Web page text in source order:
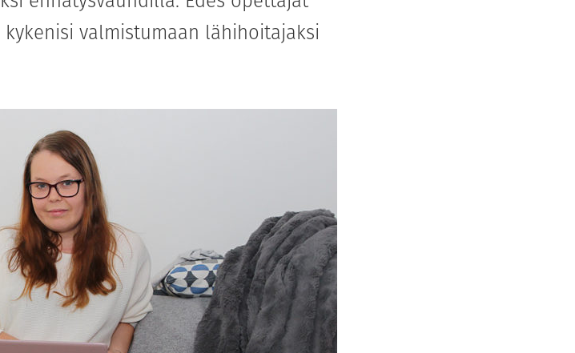
valmistumaan lähihoitajaksi